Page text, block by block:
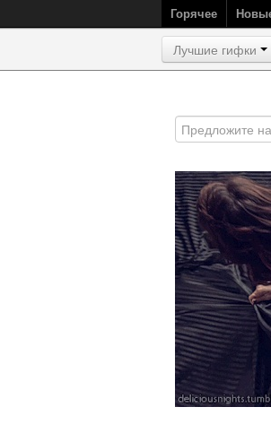
Горячее
Лучшие гифки